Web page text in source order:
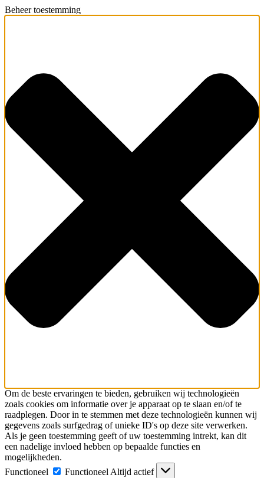
Beheer toestemming
Om de beste ervaringen te bieden, gebruiken wij technologieën
zoals cookies om informatie over je apparaat op te slaan en/of te
raadplegen. Door in te stemmen met deze technologieën kunnen wij
gegevens zoals surfgedrag of unieke ID's op deze site verwerken.
Als je geen toestemming geeft of uw toestemming intrekt, kan dit
een nadelige invloed hebben op bepaalde functies en
mogelijkheden.
Functioneel
Functioneel Altijd actief